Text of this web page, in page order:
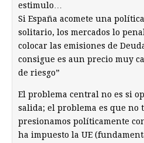
estimulo…
Si España acomete una
solitario, los mercados lo
colocar las emisiones de
consigue es aun precio muy
de riesgo”
El problema central no es si
salida; el problema es que no
presionamos políticamente
ha impuesto la UE